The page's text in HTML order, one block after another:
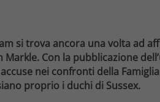
si trova ancora una volta ad
Markle. Con la pubblicazione
nei confronti della
proprio i duchi di Sussex.